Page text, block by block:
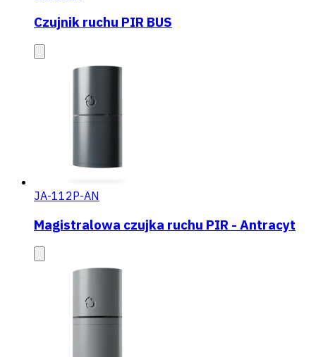
Czujnik ruchu PIR BUS
JA-112P-AN
Magistralowa czujka ruchu PIR - Antracyt